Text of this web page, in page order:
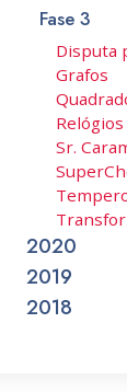
Fase 3
Disputa
Grafos
Sr.
2020
2019
2018